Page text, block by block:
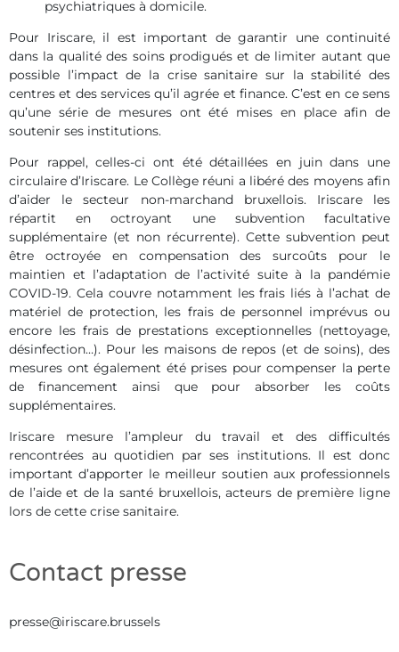
psychiatriques à domicile.
Pour Iriscare, il est important de garantir une continuité
dans la qualité des soins prodigués et de limiter autant que
possible l’impact de la crise sanitaire sur la stabilité des
centres et des services qu’il agrée et finance. C’est en ce sens
qu’une série de mesures ont été mises en place afin de
soutenir ses institutions.
Pour rappel, celles-ci ont été détaillées en juin dans une
circulaire d’Iriscare. Le Collège réuni a libéré des moyens afin
d’aider le secteur non-marchand bruxellois. Iriscare les
répartit en octroyant une subvention facultative
supplémentaire (et non récurrente). Cette subvention peut
être octroyée en compensation des surcoûts pour le
maintien et l’adaptation de l’activité suite à la pandémie
COVID-19. Cela couvre notamment les frais liés à l’achat de
matériel de protection, les frais de personnel imprévus ou
encore les frais de prestations exceptionnelles (nettoyage,
désinfection…). Pour les maisons de repos (et de soins), des
mesures ont également été prises pour compenser la perte
de financement ainsi que pour absorber les coûts
supplémentaires.
Iriscare mesure l’ampleur du travail et des difficultés
rencontrées au quotidien par ses institutions. Il est donc
important d’apporter le meilleur soutien aux professionnels
de l’aide et de la santé bruxellois, acteurs de première ligne
lors de cette crise sanitaire.
Contact presse
presse@iriscare.brussels